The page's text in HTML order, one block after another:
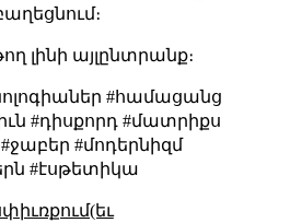
լինի այլընտրանք։
#համացանց
#դիսքորդ #մատրիքս
#մոդերնիզմ
#էսթետիկա